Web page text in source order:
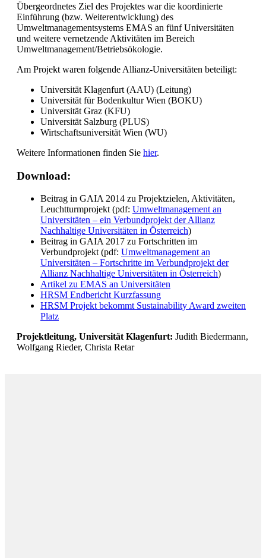
Übergeordnetes Ziel des Projektes war die koordinierte
Einführung (bzw. Weiterentwicklung) des
Umweltmanagementsystems EMAS an fünf Universitäten
und weitere vernetzende Aktivitäten im Bereich
Umweltmanagement/Betriebsökologie.
Am Projekt waren folgende Allianz-Universitäten beteiligt:
Universität Klagenfurt (AAU) (Leitung)
Universität für Bodenkultur Wien (BOKU)
Universität Graz (KFU)
Universität Salzburg (PLUS)
Wirtschaftsuniversität Wien (WU)
Weitere Informationen finden Sie hier.
Download:
Beitrag in GAIA 2014 zu Projektzielen, Aktivitäten,
Leuchtturmprojekt (pdf: Umweltmanagement an
Universitäten – ein Verbundprojekt der Allianz
Nachhaltige Universitäten in Österreich)
Beitrag in GAIA 2017 zu Fortschritten im
Verbundprojekt (pdf: Umweltmanagement an
Universitäten – Fortschritte im Verbundprojekt der
Allianz Nachhaltige Universitäten in Österreich)
Artikel zu EMAS an Universitäten
HRSM Endbericht Kurzfassung
HRSM Projekt bekommt Sustainability Award zweiten
Platz
Projektleitung, Universität Klagenfurt: Judith Biedermann,
Wolfgang Rieder, Christa Retar